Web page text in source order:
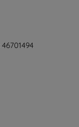
46701494